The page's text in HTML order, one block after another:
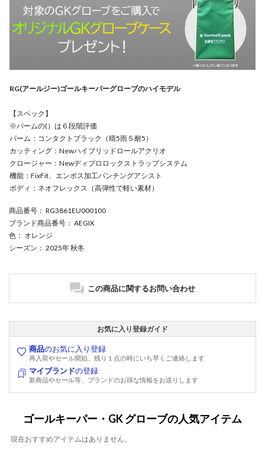
RG(アールジー)ゴールキーパーグローブのハイモデル
【スペック】
※パームの(）は６段階評価
パーム：コンタクトブラック（晴5雨５耐5）
カッティング：Newハイブリッドロールアクリオ
クロージャー：Newディプロロックストラップシステム
機能：FixFit、エンボス加工パンチングアシスト
ボディ：ネオフレックス（高弾性で軽い素材）
商品番号 ： RG3861EU000100
ブランド商品番号 ： AEGIX
色 ： オレンジ
シーズン ： 2025年 秋冬
この商品に関するお問い合わせ
お気に入り登録ガイド
商品のお気に入り登録
再入荷やセール開始、残り１点の時にいち早くご連絡します
マイブランドの登録
新商品やセール等、ブランドのお得な情報をお送りします
ゴールキーパー・GK グローブの人気アイテム
現在おすすめアイテムはありません。